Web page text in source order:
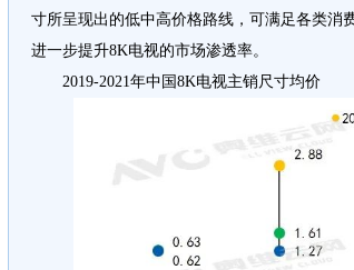
寸所呈现出的低中高价格路线，可满足各类消
进一步提升8K电视的市场渗透率。
2019-2021年中国8K电视主销尺寸均价